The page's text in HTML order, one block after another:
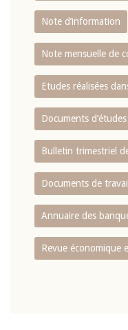
Note d’information
Note mensuelle de
Etudes réalisées
Documents
Bulletin trimestriel
Documents de travail
Annuaire des
Revue économique